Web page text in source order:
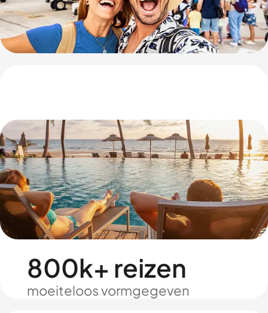
800k+ reizen
moeiteloos vormgegeven